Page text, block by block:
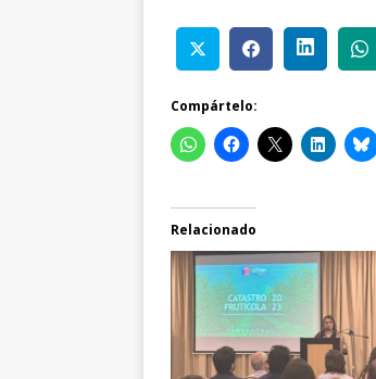
Compártelo:
Relacionado